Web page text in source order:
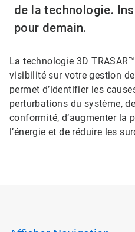
de la technologie.
pour demain.
La technologie 3D
visibilité sur votre gestion
permet d’identifier les
perturbations du système,
conformité, d’augmenter la
l’énergie et de réduire les